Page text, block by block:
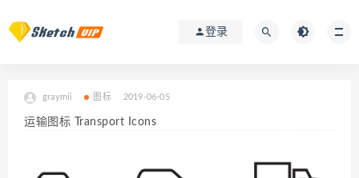
登录
graymii 图标 2019-06-05
运输图标 Transport Icons